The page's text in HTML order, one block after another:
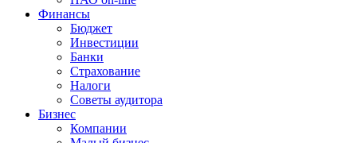
Финансы
Бюджет
Инвестиции
Банки
Страхование
Налоги
Советы аудитора
Бизнес
Компании